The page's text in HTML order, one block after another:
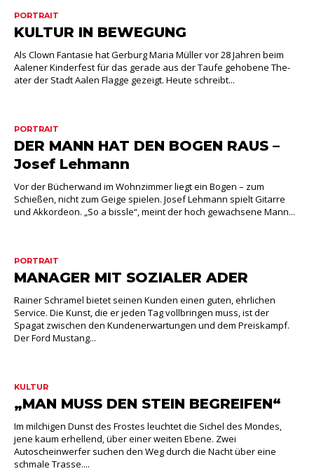
PORTRAIT
KULTUR IN BEWEGUNG
Als Clown Fantasie hat Gerburg Maria Müller vor 28 Jahren beim
Aalener Kinderfest für das gerade aus der Taufe gehobene The-
ater der Stadt Aalen Flagge gezeigt. Heute schreibt...
PORTRAIT
DER MANN HAT DEN BOGEN RAUS –
Josef Lehmann
Vor der Bücherwand im Wohnzimmer liegt ein Bogen – zum
Schießen, nicht zum Geige spielen. Josef Lehmann spielt Gitarre
und Akkordeon. „So a bissle“, meint der hoch gewachsene Mann...
PORTRAIT
MANAGER MIT SOZIALER ADER
Rainer Schramel bietet seinen Kunden einen guten, ehrlichen
Service. Die Kunst, die er jeden Tag vollbringen muss, ist der
Spagat zwischen den Kundenerwartungen und dem Preiskampf.
Der Ford Mustang...
KULTUR
„MAN MUSS DEN STEIN BEGREIFEN“
Im milchigen Dunst des Frostes leuchtet die Sichel des Mondes,
jene kaum erhellend, über einer weiten Ebene. Zwei
Autoscheinwerfer suchen den Weg durch die Nacht über eine
schmale Trasse....